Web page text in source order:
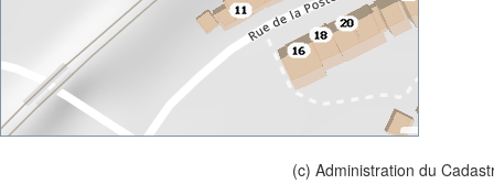
(c) Administration du